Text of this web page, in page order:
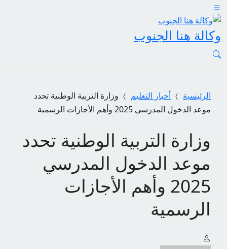
وكالة هنا الجنوب
الرئيسية أخبار التعليم
وزارة التربية الوطنية تحدد
موعد الدخول المدرسي 2025 وأهم الأجازات الرسمية
وزارة التربية الوطنية تحدد
موعد الدخول المدرسي
2025 وأهم الأجازات
الرسمية